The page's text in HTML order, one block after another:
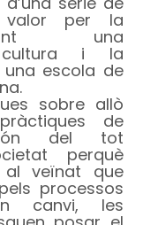
valor per la
una
cultura i la
escola de
sobre allò
de
del tot
perquè
al veïnat que
processos
canvi, les